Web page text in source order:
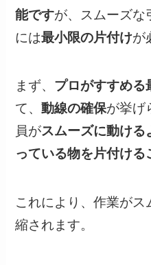
能ですが、スムーズな
には最小限の片付けが
まず、 プロがすすめる
て、動線の確保が挙げ
員がスムーズに動ける
っている物を片付ける
これにより、作業が
縮されます。